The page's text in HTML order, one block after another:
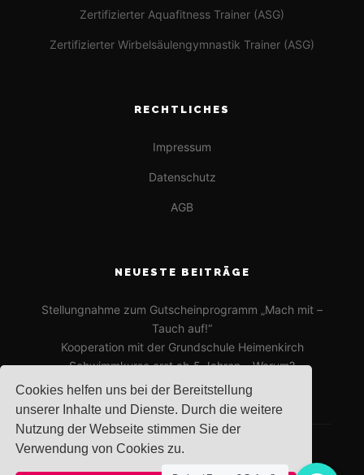
Cookies helfen uns bei der Bereitstellung
unserer Inhalte und Dienste. Durch die weitere
Nutzung der Webseite stimmen Sie der
Verwendung von Cookies zu.
Zertifizierter Aquafitness Trainer (ASG)
Zertifizierter Wirbelsäulengymnastik Trainer (ASG)
RECHTLICHES
Impressum
Datenschutz
AGB
NEUESTE BEITRÄGE
Stellungnahme zum Gutscheinprogramm „Mach mit –
Tauch auf!“
Kooperation mit der Grundschule Heimenkirch
Schwimmkurse erst ab 5 Jahren – Warum?